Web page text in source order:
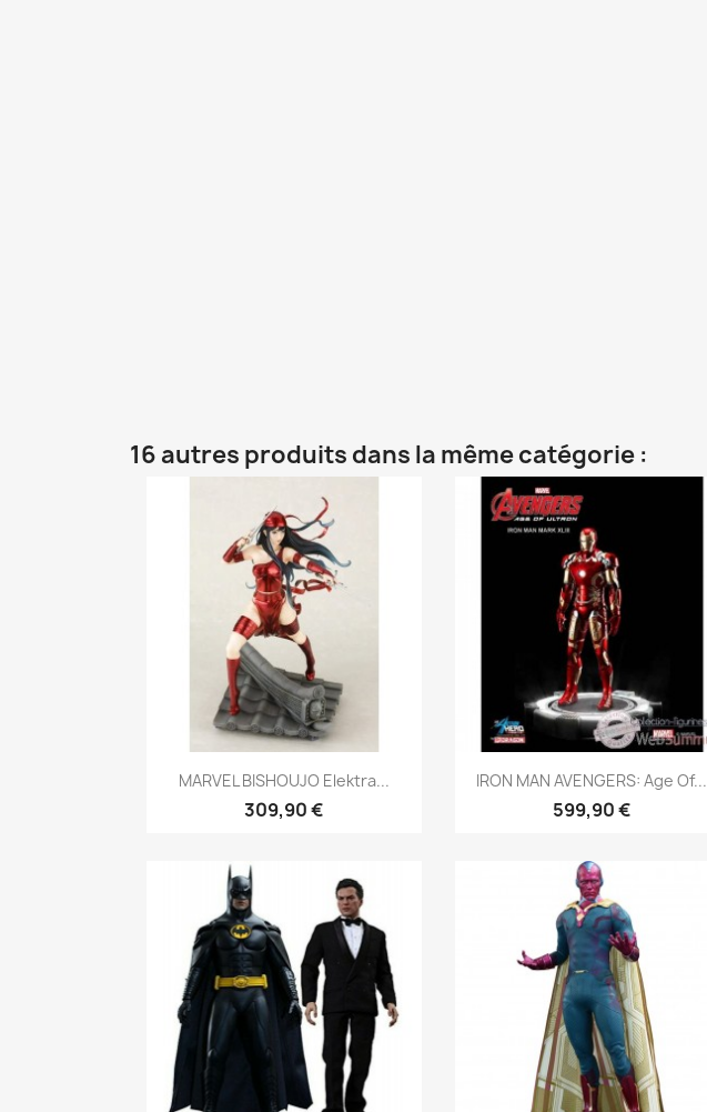
16 autres produits dans la même catégorie :
Aperçu rapide
MARVEL BISHOUJO Elektra...
309,90 €
Aperçu rapide
IRON MAN AVENGERS: Age Of...
599,90 €